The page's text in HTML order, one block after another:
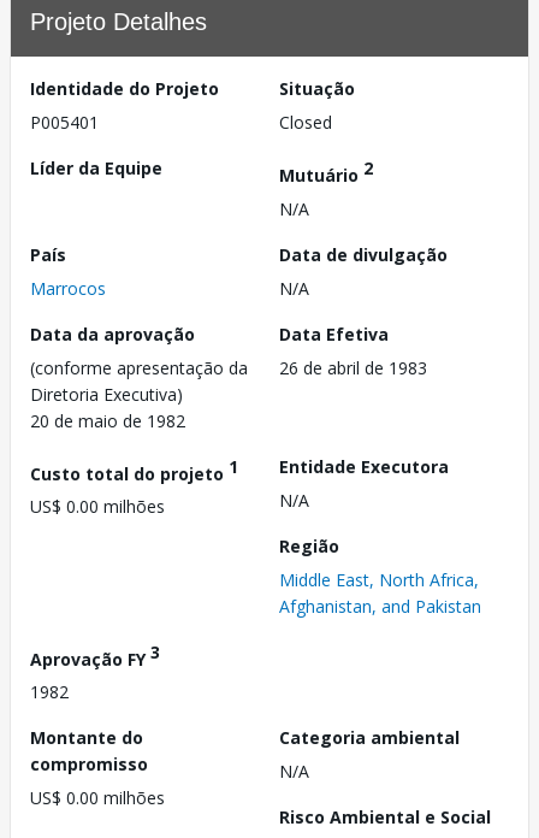
Projeto Detalhes
Identidade do Projeto
P005401
Situação
Closed
Líder da Equipe
Mutuário 2
N/A
País
Marrocos
Data de divulgação
N/A
Data da aprovação
(conforme apresentação da
Diretoria Executiva)
20 de maio de 1982
Data Efetiva
26 de abril de 1983
Custo total do projeto 1
US$ 0.00 milhões
Entidade Executora
N/A
Região
Middle East, North Africa,
Afghanistan, and Pakistan
Aprovação FY3
1982
Montante do
compromisso
US$ 0.00 milhões
Categoria ambiental
N/A
Risco Ambiental e Social